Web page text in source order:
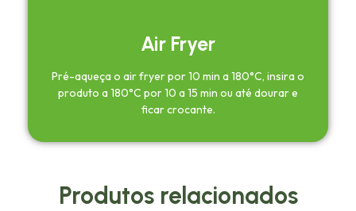
Air Fryer
Pré-aqueça o air fryer por 10 min a 180°C, insira o
produto a 180°C por 10 a 15 min ou até dourar e
ficar crocante.
Produtos relacionados